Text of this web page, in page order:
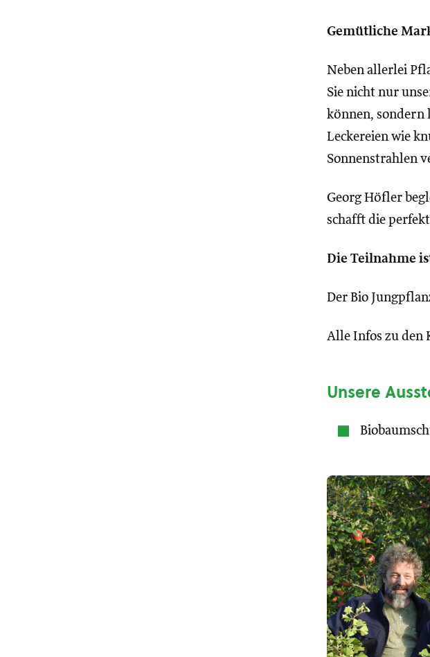
Gemütliche
Neben allerlei
Sie nicht nur
können, sondern
Leckereien wie
Sonnenstrahlen
Georg Höfler
schafft die
Die Teilnahme
Der Bio
Alle Infos zu
Unsere